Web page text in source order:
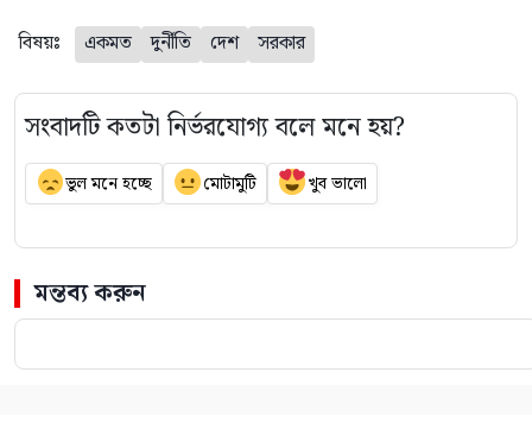
বিষয়ঃ একমত দুর্নীতি দেশ সরকার
সংবাদটি কতটা নির্ভরযোগ্য বলে মনে হয়?
ভুল মনে হচ্ছে মোটামুটি খুব ভালো
মন্তব্য করুন